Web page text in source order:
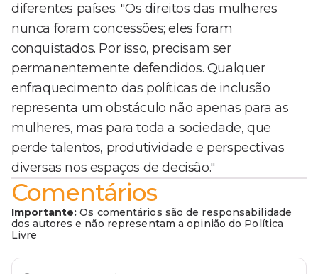
diferentes países. "Os direitos das mulheres
nunca foram concessões; eles foram
conquistados. Por isso, precisam ser
permanentemente defendidos. Qualquer
enfraquecimento das políticas de inclusão
representa um obstáculo não apenas para as
mulheres, mas para toda a sociedade, que
perde talentos, produtividade e perspectivas
diversas nos espaços de decisão."
Comentários
Importante: Os comentários são de responsabilidade
dos autores e não representam a opinião do Política
Livre